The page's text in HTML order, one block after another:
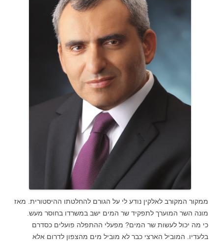
ממקור המקורב לאלקין נודע לי על הגורם להחלטתו ההיסטורית. מאז
מונה השר המוערך לתפקיד שר המים ישב במשרדו בחוסר מעש.
כי מה יכול לעשות שר המים? מפעלי ההתפלה פועלים כסדרם
בלעדיו. המוביל הארצי כבר לא מוביל מים מהצפון לדרום אלא